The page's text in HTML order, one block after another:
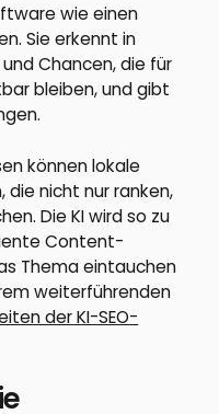
wie einen
Sie erkennt in
Chancen, die für
bleiben, und gibt
können lokale
die nicht nur ranken,
Die KI wird so zu
Content-
Thema eintauchen
weiterführenden
der KI-SEO-